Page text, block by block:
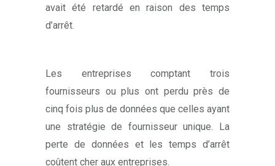
avait été retardé en raison des temps
d’arrêt.
Les entreprises comptant trois
fournisseurs ou plus ont perdu près de
cinq fois plus de données que celles ayant
une stratégie de fournisseur unique. La
perte de données et les temps d’arrêt
coûtent cher aux entreprises.